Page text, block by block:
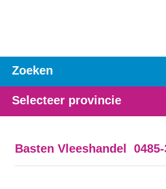
Zoeken
Selecteer provincie
Basten Vleeshandel 0485-